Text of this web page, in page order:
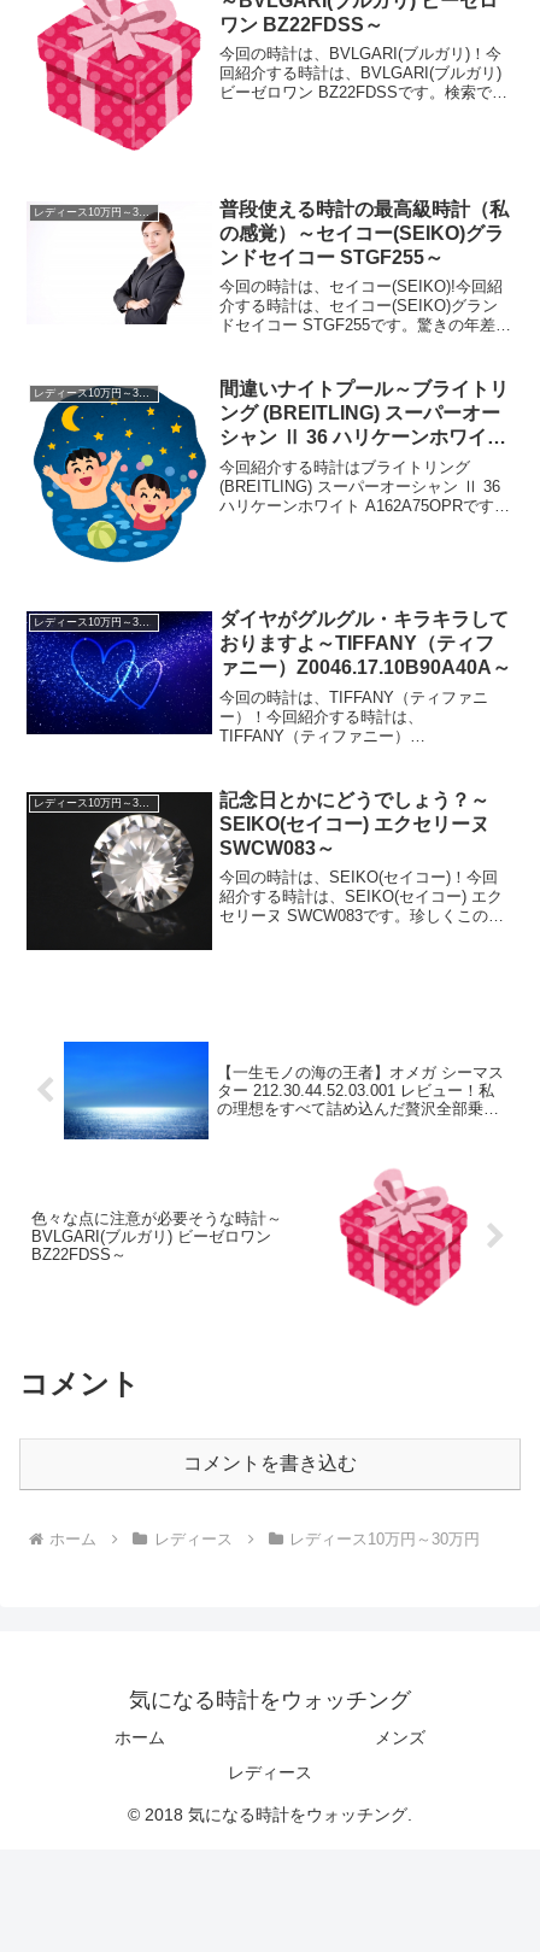
ワン BZ22FDSS～
今回の時計は、BVLGARI(ブルガリ)！今
回紹介する時計は、BVLGARI(ブルガリ)
ビーゼロワン BZ22FDSSです。検索で来
レディース10万円～30万円
普段使える時計の最高級時計（私
の感覚）～セイコー(SEIKO)グラ
ンドセイコー STGF255～
今回の時計は、セイコー(SEIKO)!今回紹
介する時計は、セイコー(SEIKO)グラン
ドセイコー STGF255です。驚きの年差こ
ですが、年に10秒しか時間がズレな...
レディース10万円～30万円
間違いナイトプール～ブライトリ
ング (BREITLING) スーパーオー
シャン Ⅱ 36 ハリケーンホワイト
A162A75OPR～
今回紹介する時計はブライトリング
(BREITLING) スーパーオーシャン Ⅱ 36
ハリケーンホワイト A162A75OPRです。
レディース10万円～30万円
ダイヤがグルグル・キラキラして
おりますよ～TIFFANY（ティフ
ァニー）Z0046.17.10B90A40A～
今回の時計は、TIFFANY（ティファニ
ー）！今回紹介する時計は、
TIFFANY（ティファニー）
ニーの時計を紹介したことがあるので、
ごくごく当たり前の感...
記念日とかにどうでしょう？～
SEIKO(セイコー) エクセリーヌ
SWCW083～
今回の時計は、SEIKO(セイコー)！今回
紹介する時計は、SEIKO(セイコー) エク
セリーヌ SWCW083です。珍しくこの部
【一生モノの海の王者】オメガ シーマス
ター 212.30.44.52.03.001 レビュー！私
の理想をすべて詰め込んだ贅沢全部乗せ
色々な点に注意が必要そうな時計～
BVLGARI(ブルガリ) ビーゼロワン
BZ22FDSS～
コメント
コメントを書き込む
ホーム レディース レディース10万円～30万円
気になる時計をウォッチング
ホーム
メンズ
レディース
© 2018 気になる時計をウォッチング.